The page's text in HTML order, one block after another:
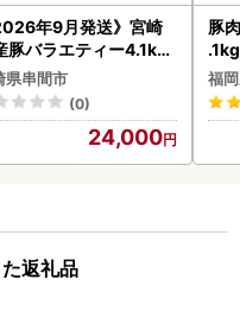
年9月発送》宮崎
豚バラエティー4.1kg
ト_K033-057-2609
県串間市
(0)
24,000
豚
福
返礼品